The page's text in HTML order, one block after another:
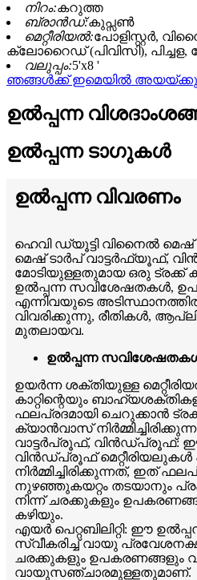
നിറം:കറുത്ത
ബ്രാൻഡ്:കുപ്സൺ
മെറ്റീരിയൽ:പോളിസ്റ്റർ,
ക്ലോറൈഡ് (പിവിസി), പിച്ചള,
വലുപ്പം:5'x8 '
ഞങ്ങൾക്ക് ഇമെയിൽ
ഉൽപ്പന്ന
ഉൽപ്പന്ന ടാഗുകൾ
ഉൽപ്പന്ന വിവരണം
ഹെവി ഡ്യൂട്ടി വിനൈൽ
മെഷ് ടാർപ് വാട്ടർഫ്യൂഫ്,
മോടിയുള്ളതുമായ ഒരു
ഉൽപ്പന്ന സവിശേഷതകൾ,
എന്നിവയുടെ
വിവരിക്കുന്നു, രീതികൾ,
മുതലായവ.
ഉൽപ്പന്ന
ഉയർന്ന ശക്തിയുള്ള
കാറ്റിന്റെയും
ഫലപ്രദമായി ചെറുക്കാൻ
ക്യാൻവാസ്
വാട്ടർപ്രൂഫ്, വിൻഡ്പ്രൂഫ്: ഈ
വിൻഡ്പ്രൂഫ്
നിർമ്മിച്ചിരിക്കുന്നത്, ഇത്
നുഴഞ്ഞുകയറ്റം തടയാനും
നിന്ന് ചരക്കുകളും
കഴിയും.
എയർ പെറ്റബിലിറ്റി: ഈ
സ്വീകരിച്ച് വായു
ചരക്കുകളും ഉപകരണങ്ങളും
വായുസഞ്ചാരമുള്ളതുമാണ്.